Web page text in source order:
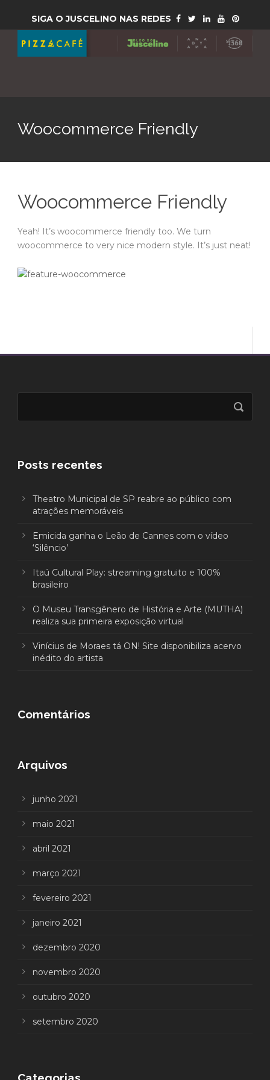
SIGA O JUSCELINO NAS REDES
Woocommerce Friendly
Woocommerce Friendly
Yeah! It’s woocommerce friendly too. We turn
woocommerce to very nice modern style. It’s just neat!
Posts recentes
Theatro Municipal de SP reabre ao público com
atrações memoráveis
Emicida ganha o Leão de Cannes com o vídeo
‘Silêncio’
Itaú Cultural Play: streaming gratuito e 100%
brasileiro
O Museu Transgênero de História e Arte (MUTHA)
realiza sua primeira exposição virtual
Vinícius de Moraes tá ON! Site disponibiliza acervo
inédito do artista
Comentários
Arquivos
junho 2021
maio 2021
abril 2021
março 2021
fevereiro 2021
janeiro 2021
dezembro 2020
novembro 2020
outubro 2020
setembro 2020